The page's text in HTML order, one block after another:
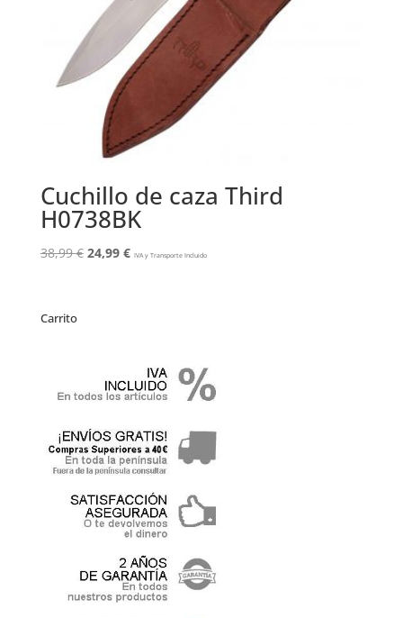
Cuchillo de caza Third
H0738BK
38,99€ El
24,99 €ElIVA y Transporte Incluido
Carrito